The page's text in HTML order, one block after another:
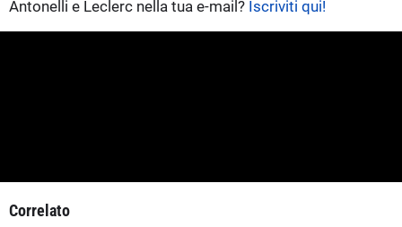
Antonelli e Leclerc nella tua e-mail? Iscriviti qui!
Correlato